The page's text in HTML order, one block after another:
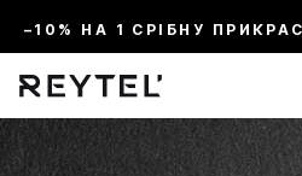
–10% НА 1 СРІБНУ